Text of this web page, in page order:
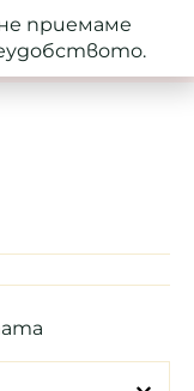
приемаме